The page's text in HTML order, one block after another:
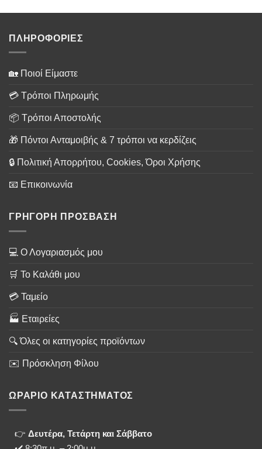
ΠΛΗΡΟΦΟΡΙΕΣ
🏡 Ποιοί Είμαστε
💳 Τρόποι Πληρωμής
📦 Τρόποι Αποστολής
🎁 Πόντοι Ανταμοιβής & 7 τρόποι να κερδίζεις
🔒 Πολιτική Απορρήτου, Cookies, Όροι Χρήσης
📧 Επικοινωνία
ΓΡΗΓΟΡΗ ΠΡΟΣΒΑΣΗ
💻 Ο Λογαριασμός μου
🛒 Το Καλάθι μου
💳 Ταμείο
🏭 Εταιρείες
🔍 Όλες οι κατηγορίες προϊόντων
✉️ Πρόσκληση Φίλου
ΩΡΑΡΙΟ ΚΑΤΑΣΤΗΜΑΤΟΣ
👉 Δευτέρα, Τετάρτη και Σάββατο